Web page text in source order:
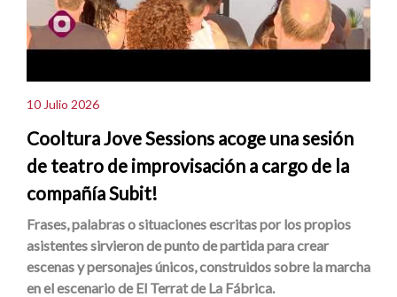
10 Julio 2026
Cooltura Jove Sessions acoge una sesión
de teatro de improvisación a cargo de la
compañía Subit!
Frases, palabras o situaciones escritas por los propios
asistentes sirvieron de punto de partida para crear
escenas y personajes únicos, construidos sobre la marcha
en el escenario de El Terrat de La Fábrica.